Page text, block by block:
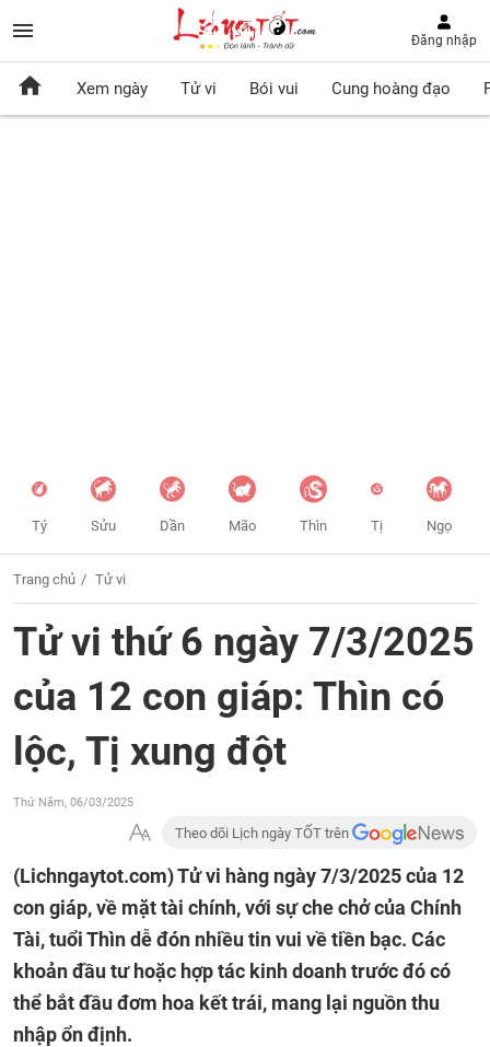
Đăng nhập
Xem ngày Tử vi Bói vui Cung hoàng đạo
Tý Sửu Dần Mão Thìn Tị Ngọ
Trang chủ Tử vi
Tử vi thứ 6 ngày 7/3/2025
của 12 con giáp: Thìn có
lộc, Tị xung đột
Thứ Năm, 06/03/2025
Theo dõi Lịch ngày TỐT trên
(Lichngaytot.com)Tử vi hàng ngày 7/3/2025 của 12
con giáp, về mặt tài chính, với sự che chở của Chính
Tài, tuổi Thìn dễ đón nhiều tin vui về tiền bạc. Các
khoản đầu tư hoặc hợp tác kinh doanh trước đó có
thể bắt đầu đơm hoa kết trái, mang lại nguồn thu
nhập ổn định.